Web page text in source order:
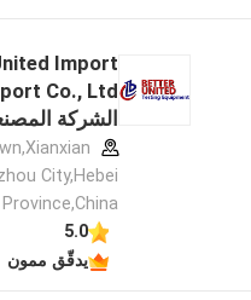
Import
الشركة
City,Hebei
Province,China ,الصين
5.0
يدقّق ممون